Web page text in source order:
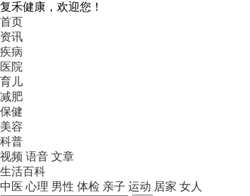
复禾健康，欢迎您！
首页
资讯
疾病
医院
育儿
减肥
保健
美容
科普
视频 语音 文章
生活百科
中医 心理 男性 体检 亲子 运动 居家 女人